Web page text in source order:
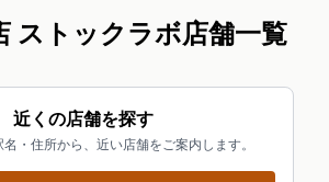
ストックラボ店舗一覧
近くの店舗を探す
・住所から、近い店舗をご案内します。